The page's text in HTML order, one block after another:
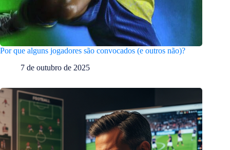
Por que alguns jogadores são convocados (e outros não)?
7 de outubro de 2025